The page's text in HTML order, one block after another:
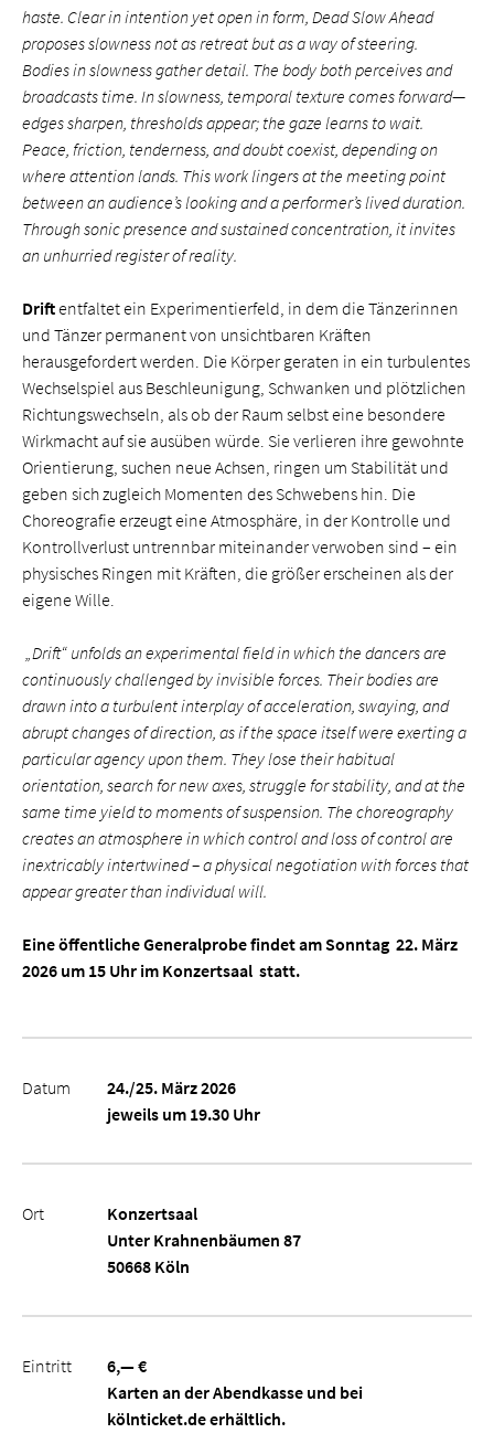
haste. Clear in intention yet open in form, Dead Slow Ahead
proposes slowness not as retreat but as a way of steering.
Bodies in slowness gather detail. The body both perceives and
broadcasts time. In slowness, temporal texture comes forward—
edges sharpen, thresholds appear; the gaze learns to wait.
Peace, friction, tenderness, and doubt coexist, depending on
where attention lands. This work lingers at the meeting point
between an audience’s looking and a performer’s lived duration.
Through sonic presence and sustained concentration, it invites
an unhurried register of reality.
Driftentfaltet ein Experimentierfeld, in dem die Tänzerinnen
und Tänzer permanent von unsichtbaren Kräften
herausgefordert werden. Die Körper geraten in ein turbulentes
Wechselspiel aus Beschleunigung, Schwanken und plötzlichen
Richtungswechseln, als ob der Raum selbst eine besondere
Wirkmacht auf sie ausüben würde. Sie verlieren ihre gewohnte
Orientierung, suchen neue Achsen, ringen um Stabilität und
geben sich zugleich Momenten des Schwebens hin. Die
Choreografie erzeugt eine Atmosphäre, in der Kontrolle und
Kontrollverlust untrennbar miteinander verwoben sind – ein
physisches Ringen mit Kräften, die größer erscheinen als der
eigene Wille.
„Drift“ unfolds an experimental field in which the dancers are
continuously challenged by invisible forces. Their bodies are
drawn into a turbulent interplay of acceleration, swaying, and
abrupt changes of direction, as if the space itself were exerting a
particular agency upon them. They lose their habitual
orientation, search for new axes, struggle for stability, and at the
same time yield to moments of suspension. The choreography
creates an atmosphere in which control and loss of control are
inextricably intertwined – a physical negotiation with forces that
appear greater than individual will.
Eine öffentliche Generalprobe findet am Sonntag 22. März
2026 um 15 Uhr im Konzertsaal statt.
Datum
24./25. März 2026
jeweils um 19.30 Uhr
Ort
Konzertsaal
Unter Krahnenbäumen 87
50668 Köln
Eintritt
6,— €
Karten an der Abendkasse und bei
kölnticket.de erhältlich.